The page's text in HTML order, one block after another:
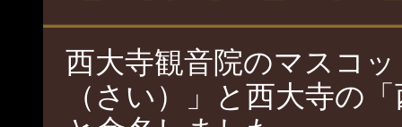
西大寺観音院のマスコ
（さい）」と西大寺の